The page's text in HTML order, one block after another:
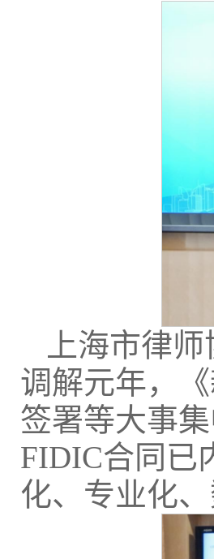
上海市律
调解元年，
签署等大事
FIDIC合同已
化、专业化